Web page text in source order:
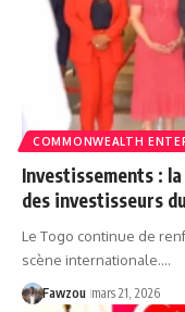
COMMONWEALTH
Investissements :
des investisseurs
Le Togo continue de
scène internationale.…
Fawzou mars 21, 2026